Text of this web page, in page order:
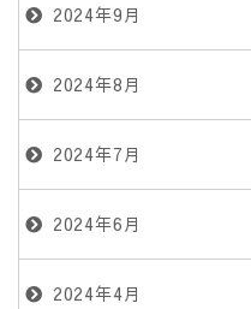
2024年9月
2024年8月
2024年7月
2024年6月
2024年4月